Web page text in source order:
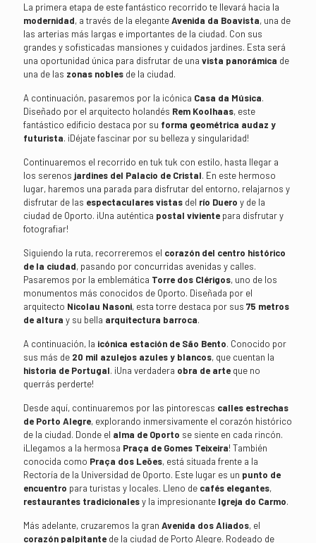
La primera etapa de este fantástico recorrido te llevará hacia la
modernidad, a través de la eleganteAvenida da Boavista, una de
las arterias más largas e importantes de la ciudad. Con sus
grandes y sofisticadas mansiones y cuidados jardines. Esta será
una oportunidad única para disfrutar de una vista panorámica de
una de las zonas nobles de la ciudad.
A continuación, pasaremos por la icónica Casa da Música.
Diseñado por el arquitecto holandés Rem Koolhaas, este
fantástico edificio destaca por su forma geométrica audaz y
futurista. ¡Déjate fascinar por su belleza y singularidad!
Continuaremos el recorrido en tuk tuk con estilo, hasta llegar a
los serenos jardines del Palacio de Cristal. En este hermoso
lugar, haremos una parada para disfrutar del entorno, relajarnos y
disfrutar de las espectaculares vistas del río Duero y de la
ciudad de Oporto. ¡Una auténtica postal viviente para disfrutar y
fotografiar!
Siguiendo la ruta, recorreremos el corazón del centro histórico
de la ciudad, pasando por concurridas avenidas y calles.
Pasaremos por la emblemática Torre dos Clérigos, uno de los
monumentos más conocidos de Oporto. Diseñada por el
arquitecto Nicolau Nasoni, esta torre destaca por sus 75 metros
de altura y su bella arquitectura barroca.
A continuación, la icónica estación de São Bento. Conocido por
sus más de 20 mil azulejos azules y blancos, que cuentan la
historia de Portugal. ¡Una verdadera obra de arte que no
querrás perderte!
Desde aquí, continuaremos por las pintorescas calles estrechas
de Porto Alegre, explorando inmersivamente el corazón histórico
de la ciudad. Donde el alma de Oporto se siente en cada rincón.
¡Llegamos a la hermosa Praça de Gomes Teixeira! También
conocida como Praça dos Leões, está situada frente a la
Rectoría de la Universidad de Oporto. Este lugar es un punto de
encuentro para turistas y locales. Lleno de cafés elegantes,
restaurantes tradicionalesy la impresionante Igreja do Carmo.
Más adelante, cruzaremos la gran Avenida dos Aliados, el
corazón palpitante de la ciudad de Porto Alegre. Rodeado de